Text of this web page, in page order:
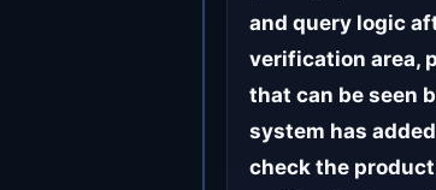
and query logic
verification area,
that can be seen
system has
check the